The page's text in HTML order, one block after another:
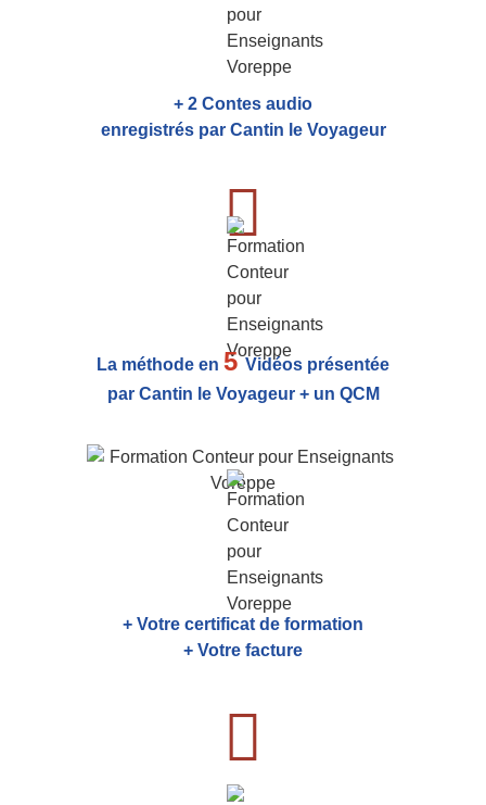
+ 2 Contes audio
enregistrés par Cantin le Voyageur
La méthode en 5Vidéos présentée
par Cantin le Voyageur + un QCM
+ Votre certificat de formation
+ Votre facture